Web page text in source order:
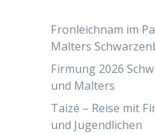
Fronleichnam im
Malters
Firmung 2026
und Malters
Taizé – Reise mit
und Jugendlichen